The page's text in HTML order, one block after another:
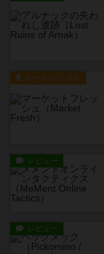
ルール/インスト
レビュー
レビュー